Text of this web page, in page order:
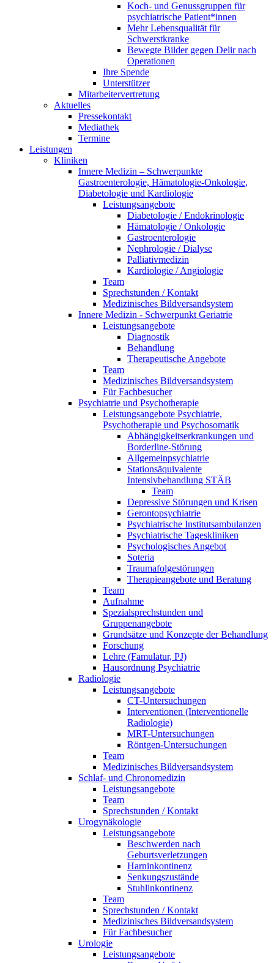
Koch- und Genussgruppen für
psychiatrische Patient*innen
Mehr Lebensqualität für
Schwerstkranke
Bewegte Bilder gegen Delir nach
Operationen
Ihre Spende
Unterstützer
Mitarbeitervertretung
Aktuelles
Pressekontakt
Mediathek
Termine
Leistungen
Kliniken
Innere Medizin – Schwerpunkte
Gastroenterologie, Hämatologie-Onkologie,
Diabetologie und Kardiologie
Leistungsangebote
Diabetologie / Endokrinologie
Hämatologie / Onkologie
Gastroenterologie
Nephrologie / Dialyse
Palliativmedizin
Kardiologie / Angiologie
Team
Sprechstunden / Kontakt
Medizinisches Bildversandsystem
Innere Medizin - Schwerpunkt Geriatrie
Leistungsangebote
Diagnostik
Behandlung
Therapeutische Angebote
Team
Medizinisches Bildversandsystem
Für Fachbesucher
Psychiatrie und Psychotherapie
Leistungsangebote Psychiatrie,
Psychotherapie und Psychosomatik
Abhängigkeitserkrankungen und
Borderline-Störung
Allgemeinpsychiatrie
Stationsäquivalente
Intensivbehandlung STÄB
Team
Depressive Störungen und Krisen
Gerontopsychiatrie
Psychiatrische Institutsambulanzen
Psychiatrische Tageskliniken
Psychologisches Angebot
Soteria
Traumafolgestörungen
Therapieangebote und Beratung
Team
Aufnahme
Spezialsprechstunden und
Gruppenangebote
Grundsätze und Konzepte der Behandlung
Forschung
Lehre (Famulatur, PJ)
Hausordnung Psychiatrie
Radiologie
Leistungsangebote
CT-Untersuchungen
Interventionen (Interventionelle
Radiologie)
MRT-Untersuchungen
Röntgen-Untersuchungen
Team
Medizinisches Bildversandsystem
Schlaf- und Chronomedizin
Leistungsangebote
Team
Sprechstunden / Kontakt
Urogynäkologie
Leistungsangebote
Beschwerden nach
Geburtsverletzungen
Harninkontinenz
Senkungszustände
Stuhlinkontinenz
Team
Sprechstunden / Kontakt
Medizinisches Bildversandsystem
Für Fachbesucher
Urologie
Leistungsangebote